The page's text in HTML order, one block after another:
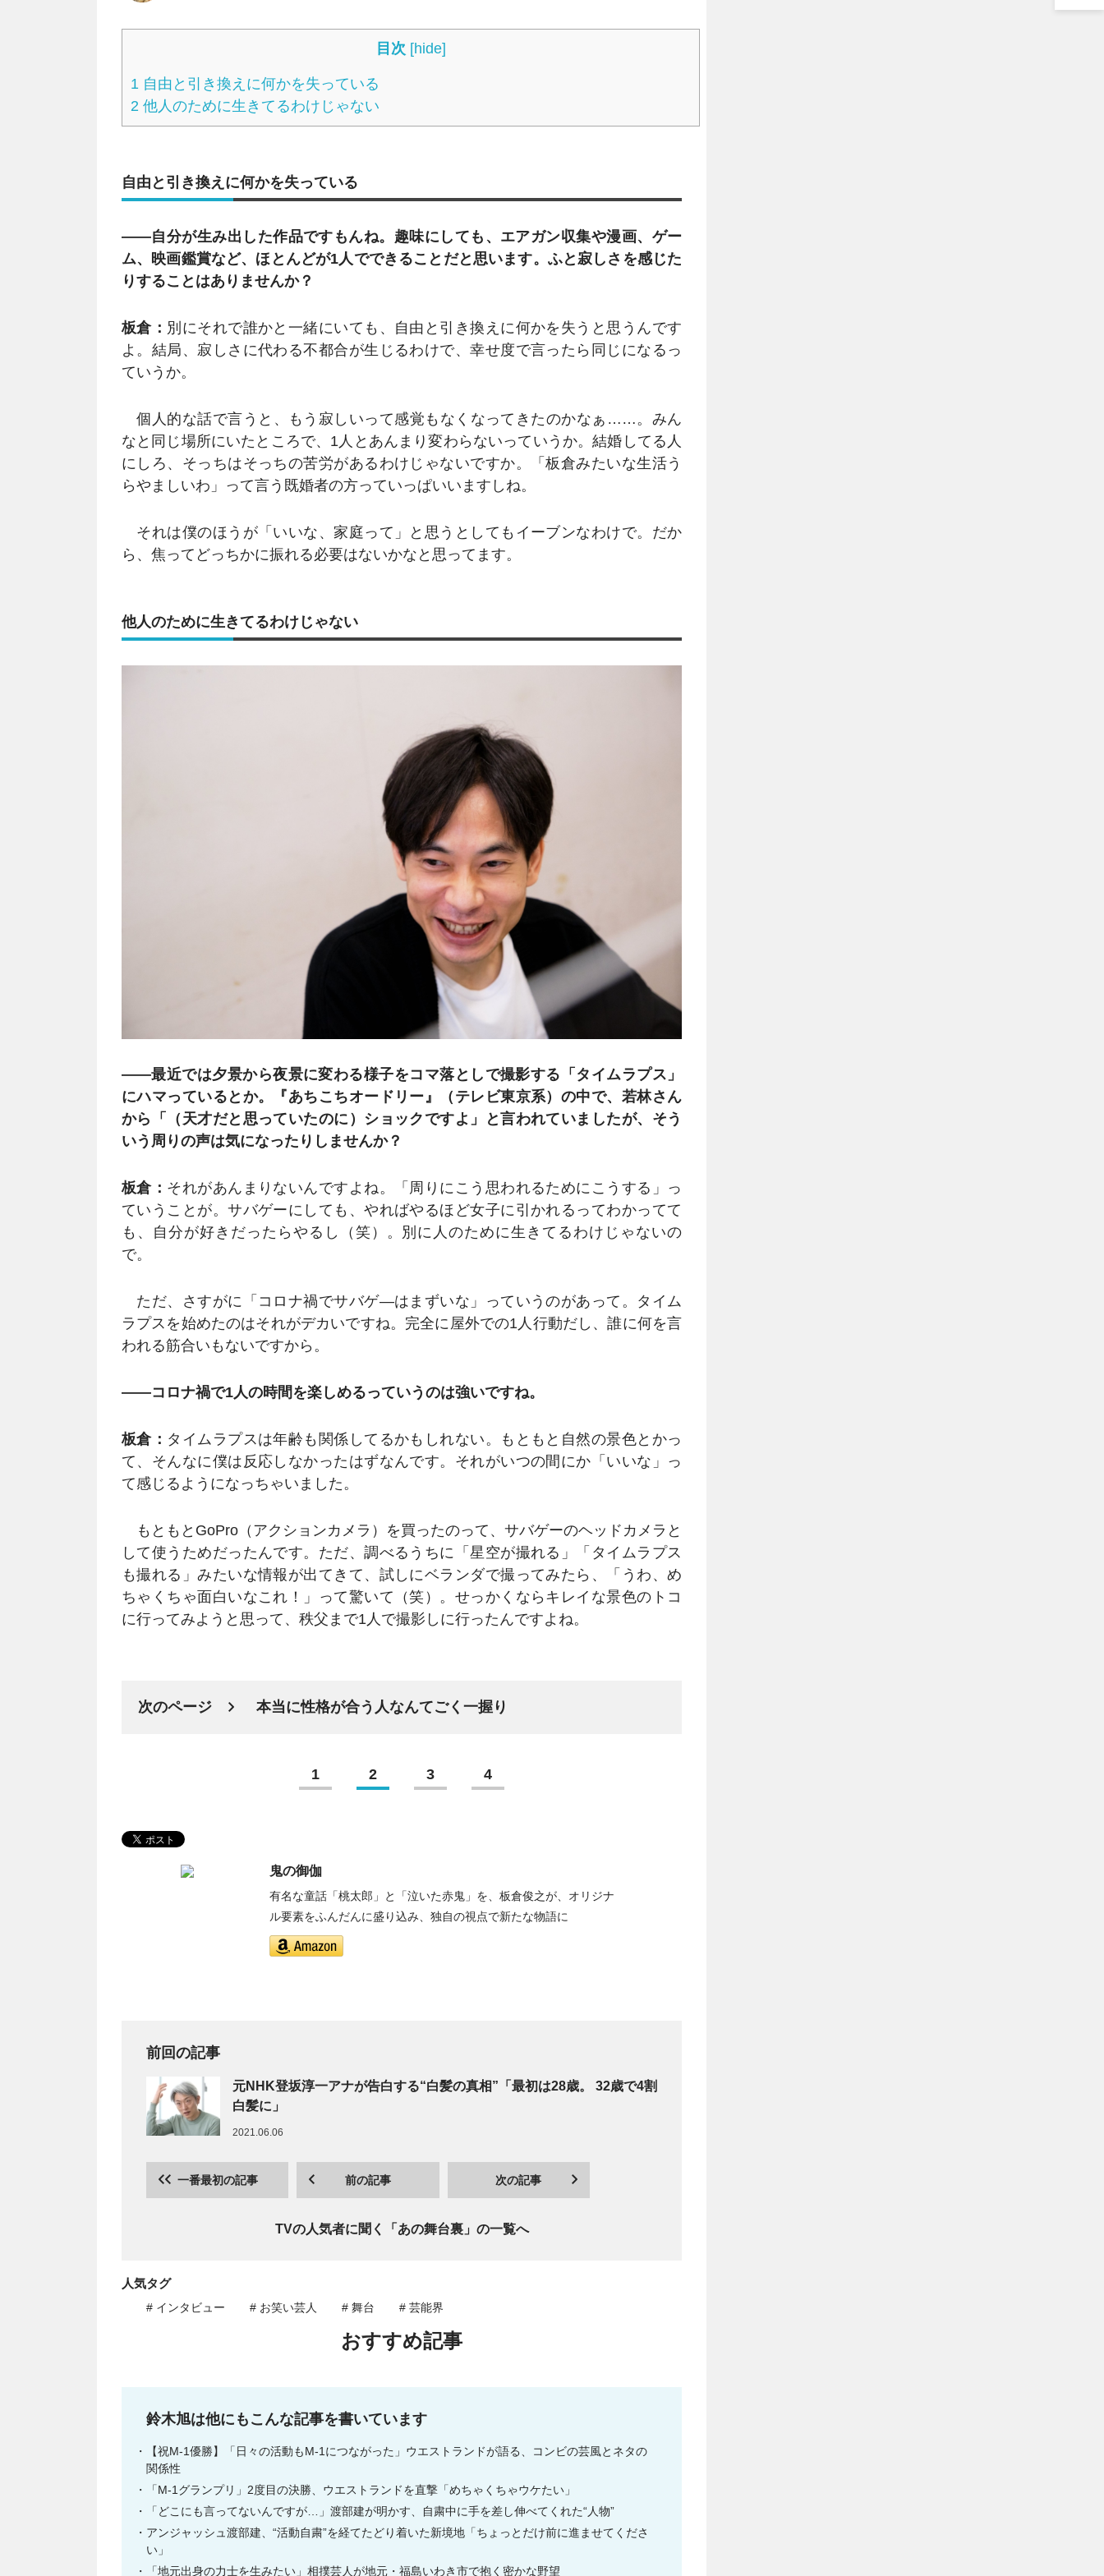
目次 [hide]
1 自由と引き換えに何かを失っている
2 他人のために生きてるわけじゃない
自由と引き換えに何かを失っている
――自分が生み出した作品ですもんね。趣味にしても、エアガン収集や漫画、ゲー
ム、映画鑑賞など、ほとんどが1人でできることだと思います。ふと寂しさを感じた
りすることはありませんか？
板倉： 別にそれで誰かと一緒にいても、自由と引き換えに何かを失うと思うんです
よ。結局、寂しさに代わる不都合が生じるわけで、幸せ度で言ったら同じになるっ
ていうか。
個人的な話で言うと、もう寂しいって感覚もなくなってきたのかなぁ……。みん
なと同じ場所にいたところで、1人とあんまり変わらないっていうか。結婚してる人
にしろ、そっちはそっちの苦労があるわけじゃないですか。「板倉みたいな生活う
らやましいわ」って言う既婚者の方っていっぱいいますしね。
それは僕のほうが「いいな、家庭って」と思うとしてもイーブンなわけで。だか
ら、焦ってどっちかに振れる必要はないかなと思ってます。
他人のために生きてるわけじゃない
――最近では夕景から夜景に変わる様子をコマ落としで撮影する「タイムラプス」
にハマっているとか。『あちこちオードリー』（テレビ東京系）の中で、若林さん
から「（天才だと思っていたのに）ショックですよ」と言われていましたが、そう
いう周りの声は気になったりしませんか？
板倉： それがあんまりないんですよね。「周りにこう思われるためにこうする」っ
ていうことが。サバゲーにしても、やればやるほど女子に引かれるってわかってて
も、自分が好きだったらやるし（笑）。別に人のために生きてるわけじゃないの
で。
ただ、さすがに「コロナ禍でサバゲ―はまずいな」っていうのがあって。タイム
ラプスを始めたのはそれがデカいですね。完全に屋外での1人行動だし、誰に何を言
われる筋合いもないですから。
――コロナ禍で1人の時間を楽しめるっていうのは強いですね。
板倉： タイムラプスは年齢も関係してるかもしれない。もともと自然の景色とかっ
て、そんなに僕は反応しなかったはずなんです。それがいつの間にか「いいな」っ
て感じるようになっちゃいました。
もともとGoPro（アクションカメラ）を買ったのって、サバゲーのヘッドカメラと
して使うためだったんです。ただ、調べるうちに「星空が撮れる」「タイムラプス
も撮れる」みたいな情報が出てきて、試しにベランダで撮ってみたら、「うわ、め
ちゃくちゃ面白いなこれ！」って驚いて（笑）。せっかくならキレイな景色のトコ
に行ってみようと思って、秩父まで1人で撮影しに行ったんですよね。
次のページ 本当に性格が合う人なんてごく一握り
1 2 3 4
鬼の御伽
有名な童話「桃太郎」と「泣いた赤鬼」を、板倉俊之が、オリジナ
ル要素をふんだんに盛り込み、独自の視点で新たな物語に
前回の記事
元NHK登坂淳一アナが告白する“白髪の真相”「最初は28歳。 32歳で4割
白髪に」
2021.06.06
一番最初の記事 前の記事 次の記事
TVの人気者に聞く「あの舞台裏」の一覧へ
人気タグ
# インタビュー # お笑い芸人 # 舞台 # 芸能界
おすすめ記事
鈴木旭は他にもこんな記事を書いています
【祝M-1優勝】「日々の活動もM-1につながった」ウエストランドが語る、コンビの芸風とネタの
関係性
「M-1グランプリ」2度目の決勝、ウエストランドを直撃「めちゃくちゃウケたい」
「どこにも言ってないんですが…」渡部建が明かす、自粛中に手を差し伸べてくれた“人物”
アンジャッシュ渡部建、“活動自粛”を経てたどり着いた新境地「ちょっとだけ前に進ませてくださ
い」
「地元出身の力士を生みたい」相撲芸人が地元・福島いわき市で抱く密かな野望